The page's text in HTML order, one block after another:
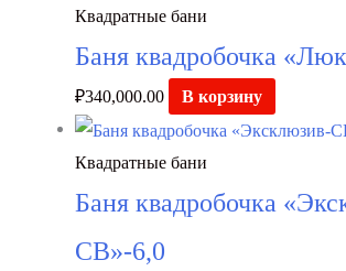
Квадратные бани
Баня квадробочка
₽340,000.00 В корзину
Квадратные бани
Баня квадробочка
СВ»-6,0